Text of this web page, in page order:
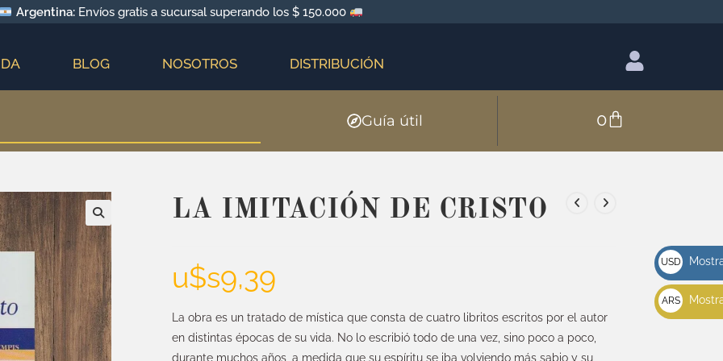
Argentina:Envíos gratis a sucursal superando los $ 150.000
BLOG NOSOTROS DISTRIBUCIÓN
Guía útil 0
LA IMITACIÓN DE CRISTO
u$s9,39
La obra es un tratado de mística que consta de cuatro libritos escritos por el autor
en distintas épocas de su vida. No lo escribió todo de una vez, sino poco a poco,
durante muchos años, a medida que su espíritu se iba volviendo más sabio y su
USD
u$s
ARS
$